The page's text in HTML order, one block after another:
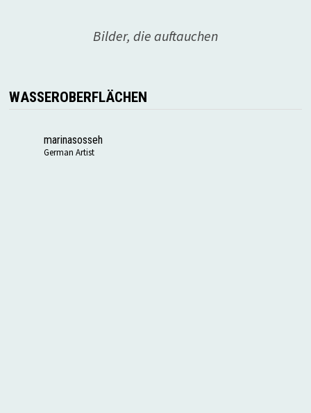
Bilder, die auftauchen
WASSEROBERFLÄCHEN
marinasosseh
German Artist